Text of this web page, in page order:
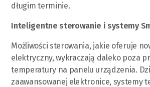
długim terminie.
Inteligentne sterowanie i systemy
Możliwości sterowania, jakie oferuje
elektryczny, wykraczają daleko poza
temperatury na panelu urządzenia.
zaawansowanej elektronice, systemy